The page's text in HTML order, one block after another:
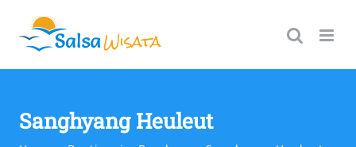
content
Sanghyang Heuleut